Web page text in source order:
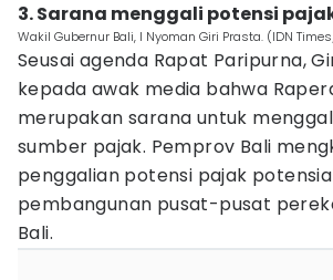
3. Sarana menggali potensi
Wakil Gubernur Bali, I Nyoman Giri Prasta. (IDN
Seusai agenda Rapat Paripurna,
kepada awak media bahwa
merupakan sarana untuk
sumber pajak. Pemprov Bali
penggalian potensi pajak
pembangunan pusat-pusat
Bali.